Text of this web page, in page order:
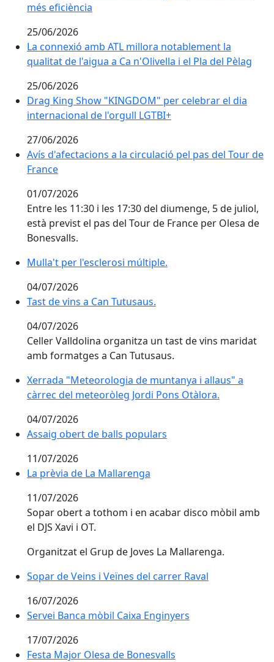
més eficiència
25/06/2026
La connexió amb ATL millora notablement la qualitat
La connexió amb ATL millora notablement la
qualitat de l'aigua a Ca n'Olivella i el Pla del Pèlag
25/06/2026
Drag King Show "KINGDOM" per celebrar el dia
Drag King Show "KINGDOM" per celebrar el dia
internacional de l'orgull LGTBI+
27/06/2026
Avís d'afectacions a la circulació pel pas del Tour de
Avís d'afectacions a la circulació pel pas del Tour de
France
01/07/2026
Entre les 11:30 i les 17:30 del diumenge, 5 de juliol,
està previst el pas del Tour de France per Olesa de
Bonesvalls.
Mulla't per l'esclerosi múltiple.
Mulla't per l'esclerosi múltiple.
04/07/2026
Tast de vins a Can Tutusaus.
Tast de vins a Can Tutusaus.
04/07/2026
Celler Valldolina organitza un tast de vins maridat
amb formatges a Can Tutusaus.
Xerrada "Meteorologia de muntanya i allaus" a
Xerrada "Meteorologia de muntanya i allaus" a
càrrec del meteoròleg Jordi Pons Otàlora.
04/07/2026
Assaig obert de balls populars
Assaig obert de balls populars
11/07/2026
La prèvia de La Mallarenga
La prèvia de La Mallarenga
11/07/2026
Sopar obert a tothom i en acabar disco mòbil amb
el DJS Xavi i OT.
Organitzat el Grup de Joves La Mallarenga.
Sopar de Veins i Veïnes del carrer Raval
Sopar de Veins i Veïnes del carrer Raval
16/07/2026
Servei Banca mòbil Caixa Enginyers
Servei Banca mòbil Caixa Enginyers
17/07/2026
Festa Major Olesa de Bonesvalls
Festa Major Olesa de Bonesvalls